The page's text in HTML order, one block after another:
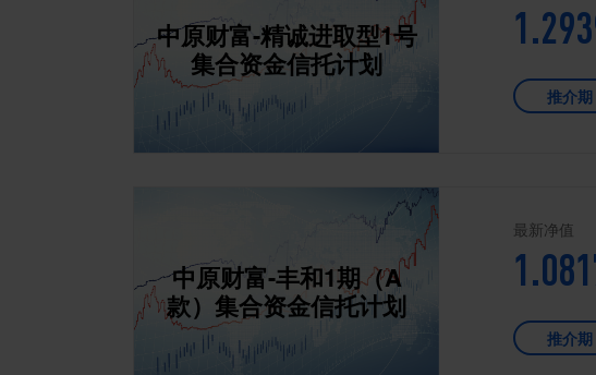
中原财富-精诚进取型1号
集合资金信托计划
推介期
中原财富-丰和1期（A
款）集合资金信托计划
最新净值
推介期